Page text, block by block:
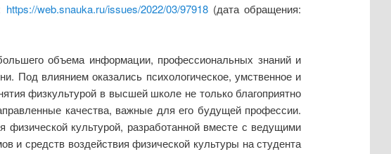
https://web.snauka.ru/issues/2022/03/97918(дата обращения:
объема информации, профессиональных знаний и
Под влиянием оказались психологическое, умственное и
физкультурой в высшей школе не только благоприятно
качества, важные для его будущей профессии.
физической культурой, разработанной вместе с ведущими
и средств воздействия физической культуры на студента